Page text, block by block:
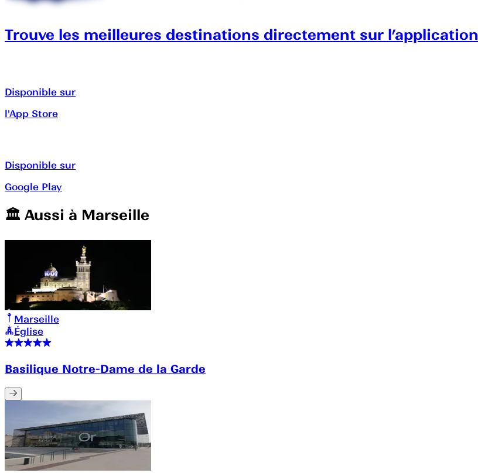
Trouve les meilleures destinations directement sur l’application
Disponible sur
l'App Store
Disponible sur
Google Play
🏛️️ Aussi à Marseille
Marseille
Église
Basilique Notre-Dame de la Garde